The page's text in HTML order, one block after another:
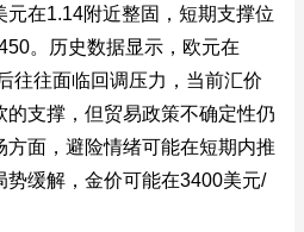
元在1.14附近整固，短期支撑位
。历史数据显示，欧元在
往往面临回调压力，当前汇价
的支撑，但贸易政策不确定性仍
方面，避险情绪可能在短期内推
势缓解，金价可能在3400美元/